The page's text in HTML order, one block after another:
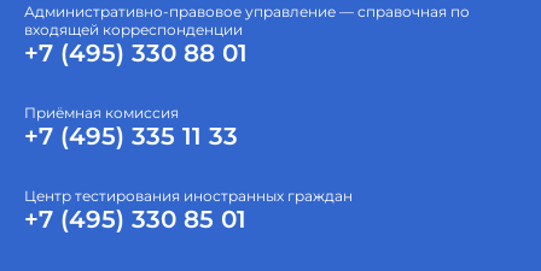
Административно-правовое управление — справочная по
входящей корреспонденции
+7 (495) 330 88 01
Приёмная комиссия
+7 (495) 335 11 33
Центр тестирования иностранных граждан
+7 (495) 330 85 01